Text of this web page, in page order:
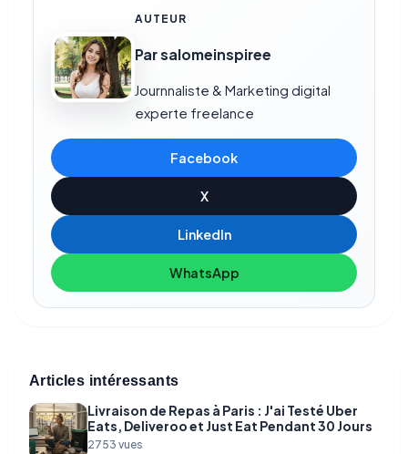
AUTEUR
Par salomeinspiree
Journnaliste & Marketing digital
experte freelance
Facebook
X
LinkedIn
WhatsApp
Articles intéressants
Livraison de Repas à Paris : J'ai Testé Uber
Eats, Deliveroo et Just Eat Pendant 30 Jours
2753 vues